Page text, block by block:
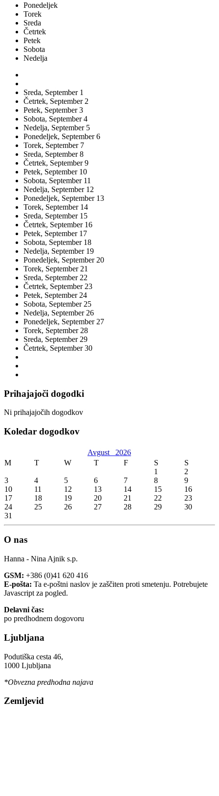
Ponedeljek
Torek
Sreda
Četrtek
Petek
Sobota
Nedelja
Sreda, September1
Četrtek, September2
Petek, September3
Sobota, September4
Nedelja, September5
Ponedeljek, September6
Torek, September7
Sreda, September8
Četrtek, September9
Petek, September10
Sobota, September11
Nedelja, September12
Ponedeljek, September13
Torek, September14
Sreda, September15
Četrtek, September16
Petek, September17
Sobota, September18
Nedelja, September19
Ponedeljek, September20
Torek, September21
Sreda, September22
Četrtek, September23
Petek, September24
Sobota, September25
Nedelja, September26
Ponedeljek, September27
Torek, September28
Sreda, September29
Četrtek, September30
Prihajajoči dogodki
Ni prihajajočih dogodkov
Koledar dogodkov
Avgust 2026
M
T W T F S
S
1
2
3
4 5 6 7 8
9
10
11 12 13 14 15
16
17
18 19 20 21 22
23
24
25 26 27 28 29
30
31
O nas
Hanna - Nina Ajnik s.p.
GSM: +386 (0)41 620 416
E-pošta: Ta e-poštni naslov je zaščiten proti smetenju. Potrebujete
Javascript za pogled.
Delavni čas:
po predhodnem dogovoru
Ljubljana
Podutiška cesta 46,
1000 Ljubljana
*Obvezna predhodna najava
Zemljevid